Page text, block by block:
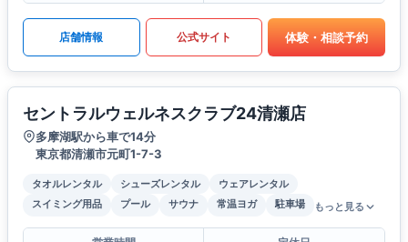
店舗情報 公式サイト 体験・相談予約
セントラルウェルネスクラブ24清瀬店
多摩湖駅から車で14分
東京都清瀬市元町1-7-3
タオルレンタル シューズレンタル
ウェアレンタル
スイミング用品
プール サウナ 常温ヨガ 駐車場 もっと見る